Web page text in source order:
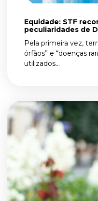
Equidade: STF
peculiaridades de
Pela primeira vez,
órfãos” e “doenças
utilizados...